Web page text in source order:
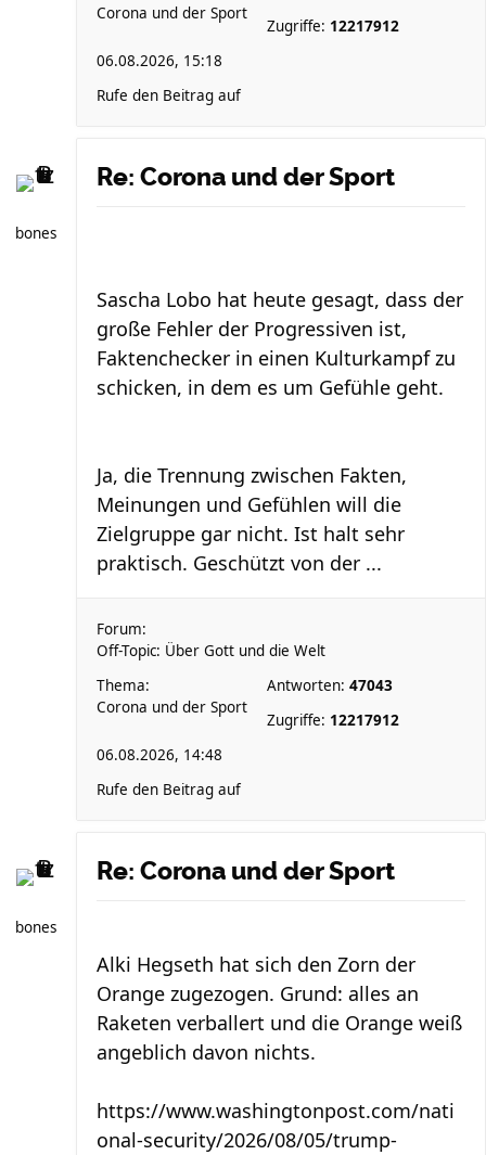
Corona und der Sport
Zugriffe: 12217912
06.08.2026, 15:18
Rufe den Beitrag auf
bones
Re: Corona und der Sport
Sascha Lobo hat heute gesagt, dass der
große Fehler der Progressiven ist,
Faktenchecker in einen Kulturkampf zu
schicken, in dem es um Gefühle geht.
Ja, die Trennung zwischen Fakten,
Meinungen und Gefühlen will die
Zielgruppe gar nicht. Ist halt sehr
praktisch. Geschützt von der ...
Forum:
Off-Topic: Über Gott und die Welt
Thema:
Corona und der Sport
Antworten: 47043
Zugriffe: 12217912
06.08.2026, 14:48
Rufe den Beitrag auf
bones
Re: Corona und der Sport
Alki Hegseth hat sich den Zorn der
Orange zugezogen. Grund: alles an
Raketen verballert und die Orange weiß
angeblich davon nichts.
https://www.washingtonpost.com/nati
onal-security/2026/08/05/trump-